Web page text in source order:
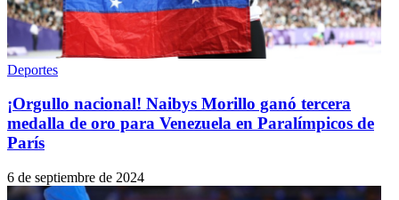
Deportes
¡Orgullo nacional! Naibys Morillo ganó tercera
medalla de oro para Venezuela en Paralímpicos de
París
6 de septiembre de 2024